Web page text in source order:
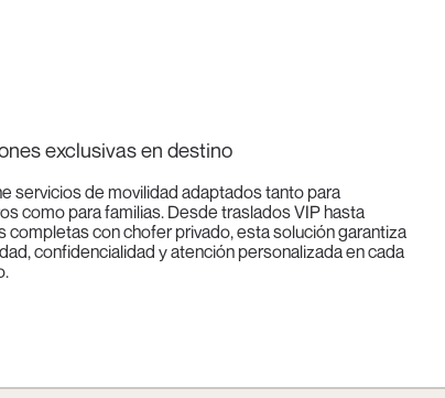
exclusivas en destino
servicios de movilidad adaptados tanto para
como para familias. Desde traslados VIP hasta
completas con chofer privado, esta solución garantiza
confidencialidad y atención personalizada en cada